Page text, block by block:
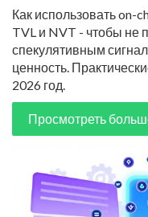
помогают
ценность
Как использовать on-
TVL и NVT - чтобы не
спекулятивным
ценность.
2026 год.
Просмотреть